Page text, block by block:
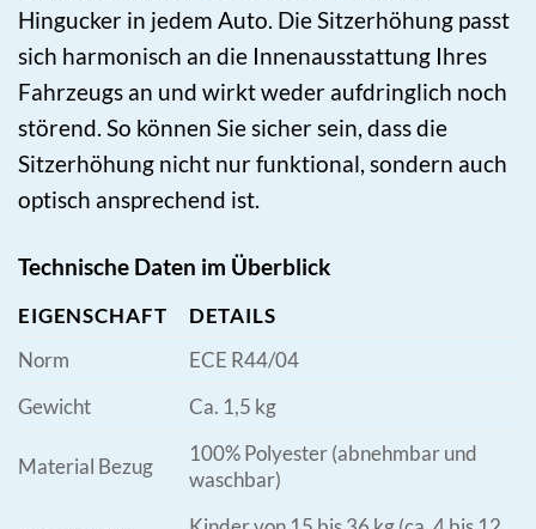
Hingucker in jedem Auto. Die Sitzerhöhung passt
sich harmonisch an die Innenausstattung Ihres
Fahrzeugs an und wirkt weder aufdringlich noch
störend. So können Sie sicher sein, dass die
Sitzerhöhung nicht nur funktional, sondern auch
optisch ansprechend ist.
Technische Daten im Überblick
EIGENSCHAFT
DETAILS
Norm
ECE R44/04
Gewicht
Ca. 1,5 kg
Material Bezug
100% Polyester (abnehmbar und
waschbar)